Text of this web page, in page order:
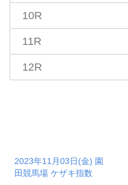
10R
11R
12R
2023年11月03日(金) 園
田競馬場 ケザキ指数